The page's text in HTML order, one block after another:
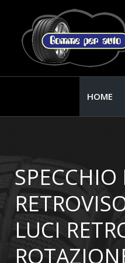
HOME
LUCI